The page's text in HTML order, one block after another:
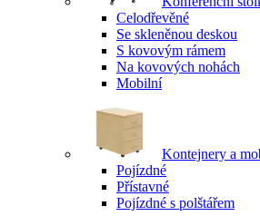
Celodřevěné
Se skleněnou deskou
S kovovým rámem
Na kovových nohách
Mobilní
Kontejnery a
Pojízdné
Přístavné
Pojízdné s polštářem